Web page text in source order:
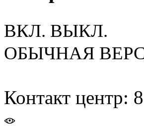
ВКЛ. ВЫКЛ.
ОБЫЧНАЯ
Контакт центр: